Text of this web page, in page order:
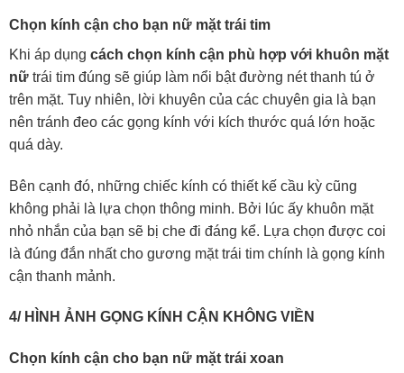
Chọn kính cận cho bạn nữ mặt trái tim
Khi áp dụng cách chọn kính cận phù hợp với khuôn mặt
nữtrái tim đúng sẽ giúp làm nổi bật đường nét thanh tú ở
trên mặt. Tuy nhiên, lời khuyên của các chuyên gia là bạn
nên tránh đeo các gọng kính với kích thước quá lớn hoặc
quá dày.
Bên cạnh đó, những chiếc kính có thiết kế cầu kỳ cũng
không phải là lựa chọn thông minh. Bởi lúc ấy khuôn mặt
nhỏ nhắn của bạn sẽ bị che đi đáng kể. Lựa chọn được coi
là đúng đắn nhất cho gương mặt trái tim chính là gọng kính
cận thanh mảnh.
4/ HÌNH ẢNH GỌNG KÍNH CẬN KHÔNG VIỀN
Chọn kính cận cho bạn nữ mặt trái xoan